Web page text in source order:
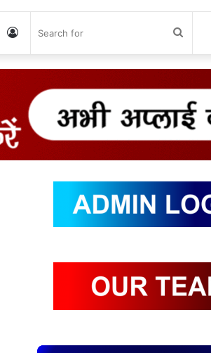
Search
Log